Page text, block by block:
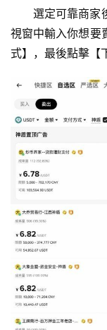
選定可靠商家
視窗中輸入你想要
式】，最後點擊【